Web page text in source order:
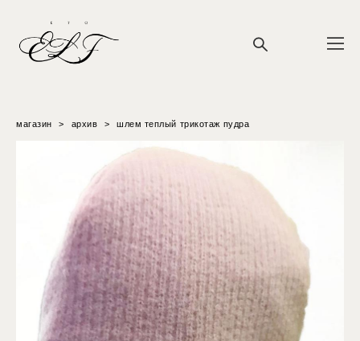
магазин > архив > шлем теплый трикотаж пудра